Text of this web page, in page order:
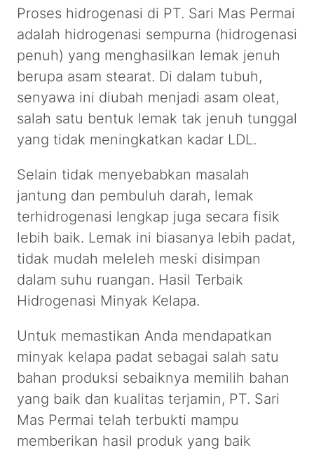
Proses hidrogenasi di PT. Sari Mas Permai
adalah hidrogenasi sempurna (hidrogenasi
penuh) yang menghasilkan lemak jenuh
berupa asam stearat. Di dalam tubuh,
senyawa ini diubah menjadi asam oleat,
salah satu bentuk lemak tak jenuh tunggal
yang tidak meningkatkan kadar LDL.
Selain tidak menyebabkan masalah
jantung dan pembuluh darah, lemak
terhidrogenasi lengkap juga secara fisik
lebih baik. Lemak ini biasanya lebih padat,
tidak mudah meleleh meski disimpan
dalam suhu ruangan. Hasil Terbaik
Hidrogenasi Minyak Kelapa.
Untuk memastikan Anda mendapatkan
minyak kelapa padat sebagai salah satu
bahan produksi sebaiknya memilih bahan
yang baik dan kualitas terjamin, PT. Sari
Mas Permai telah terbukti mampu
memberikan hasil produk yang baik